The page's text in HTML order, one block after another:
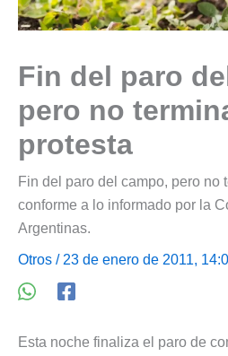
Fin del paro
pero no
protesta
Fin del paro del campo, pero no
conforme a lo informado por la
Argentinas.
Otros / 23 de enero de 2011,
Esta noche finaliza el paro de